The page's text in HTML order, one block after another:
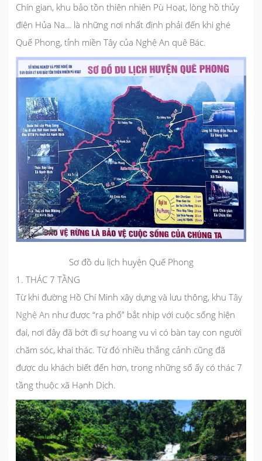
Chín gian, khu bảo tồn thiên nhiên Pù Hoạt, lòng hồ thủy
điện Hủa Na… là những nơi nhất định phải đến khi ghé
Quế Phong, tỉnh miền Tây của Nghệ An quê Bác.
Sơ đồ du lịch huyện Quế Phong
1. THÁC 7 TẦNG
Từ khi đường Hồ Chí Minh xây dựng và lưu thông, khu Tây
Nghệ An như được “ra phố” bắt nhịp với cuộc sống hiện
đại, nơi đây đã bớt đi sự hoang vu vì có bàn tay con người
chăm sóc, khai thác. Từ đó nhiều thắng cảnh cũng đã
được du khách biết đến hơn, trong những số ấy có thác 7
tầng thuộc xã Hạnh Dịch.